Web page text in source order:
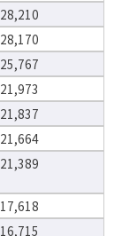
28,210
28,170
25,767
21,973
21,837
21,664
21,389
17,618
16,715